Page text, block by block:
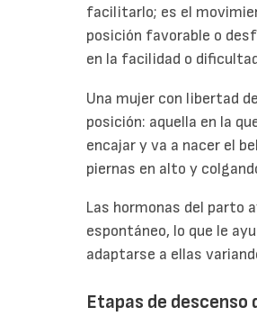
facilitarlo; es el
posición favorable o
en la facilidad o
Una mujer con libertad
posición: aquella en la
encajar y va a nacer el
piernas en alto y
Las hormonas del parto
espontáneo, lo que le
adaptarse a ellas
Etapas de descenso